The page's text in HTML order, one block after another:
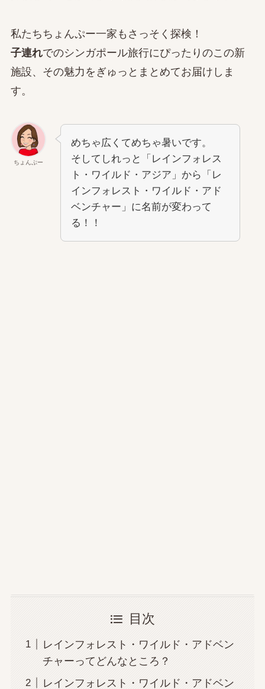
私たちちょんぷー一家もさっそく探検！
子連れでのシンガポール旅行にぴったりのこの新
施設、その魅力をぎゅっとまとめてお届けしま
す。
ちょんぷー
めちゃ広くてめちゃ暑いです。
そしてしれっと「レインフォレス
ト・ワイルド・アジア」から「レ
インフォレスト・ワイルド・アド
ベンチャー」に名前が変わって
る！！
目次
レインフォレスト・ワイルド・アドベン
チャーってどんなところ？
レインフォレスト・ワイルド・アドベン